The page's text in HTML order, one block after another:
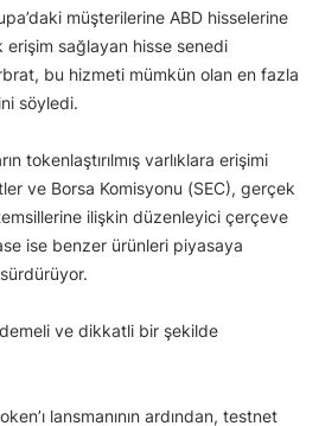
müşterilerine ABD hisselerine
sağlayan hisse senedi
bu hizmeti mümkün olan en fazla
söyledi.
tokenlaştırılmış varlıklara erişimi
ve Borsa Komisyonu (SEC), gerçek
ilişkin düzenleyici çerçeve
ise benzer ürünleri piyasaya
sürdürüyor.
ve dikkatli bir şekilde
lansmanının ardından, testnet